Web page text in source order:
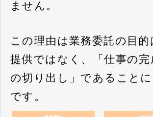
ません。
この理由は業務委託の目的
提供ではなく、「仕事の完
の切り出し」であること
です。